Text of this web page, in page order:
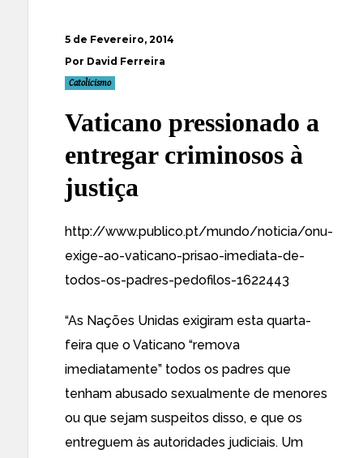
5 de Fevereiro, 2014
Por David Ferreira
Catolicismo
Vaticano pressionado a
entregar criminosos à
justiça
http://www.publico.pt/mundo/noticia/onu-
exige-ao-vaticano-prisao-imediata-de-
todos-os-padres-pedofilos-1622443
“As Nações Unidas exigiram esta quarta-
feira que o Vaticano “remova
imediatamente” todos os padres que
tenham abusado sexualmente de menores
ou que sejam suspeitos disso, e que os
entreguem às autoridades judiciais. Um